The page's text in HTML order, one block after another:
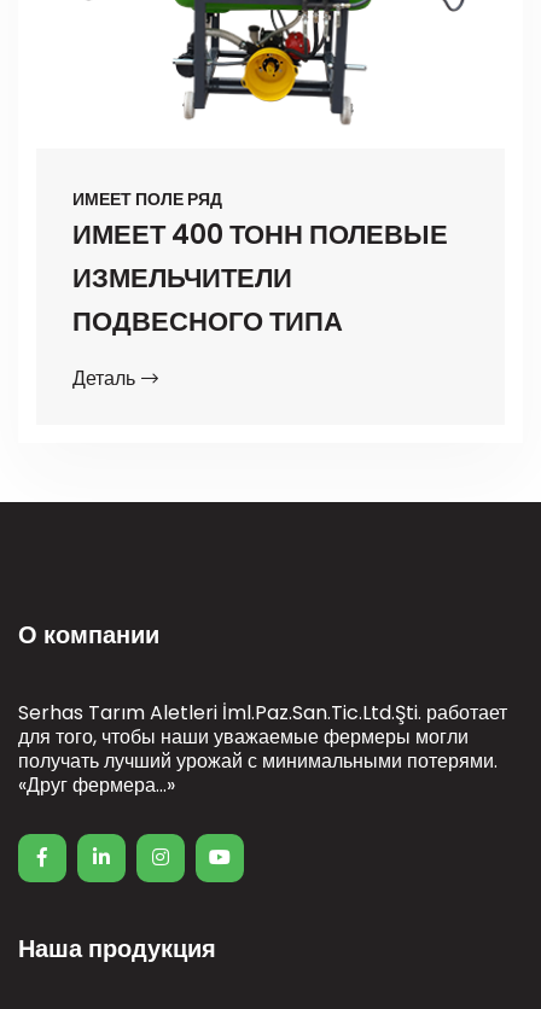
ИМЕЕТ ПОЛЕ РЯД
ИМЕЕТ 400 ТОНН ПОЛЕВЫЕ
ИЗМЕЛЬЧИТЕЛИ
ПОДВЕСНОГО ТИПА
Деталь
О компании
Serhas Tarım Aletleri İml.Paz.San.Tic.Ltd.Şti. работает
для того, чтобы наши уважаемые фермеры могли
получать лучший урожай с минимальными потерями.
«Друг фермера...»
Наша продукция